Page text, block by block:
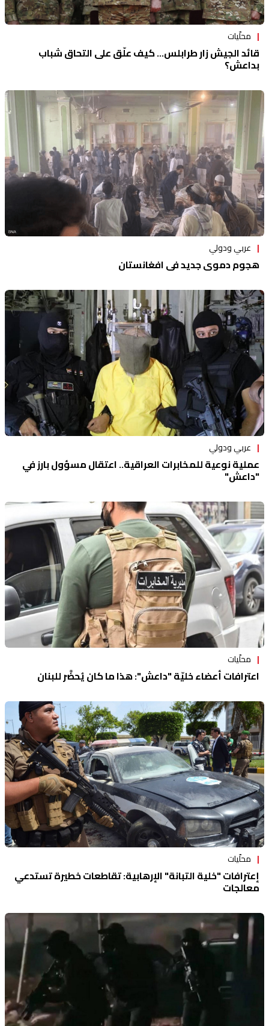
محلّيات
قائد الجيش زار طرابلس... كيف علّق على التحاق شباب
بداعش؟
عربي ودولي
هجوم دموي جديد في افغانستان
عربي ودولي
عملية نوعية للمخابرات العراقية.. اعتقال مسؤول بارز في
"داعش"
محلّيات
اعترافات أعضاء خليّة "داعش": هذا ما كان يُحضَّر للبنان
محلّيات
إعترافات "خلية التبانة" الإرهابية: تقاطعات خطيرة تستدعي
معالجات